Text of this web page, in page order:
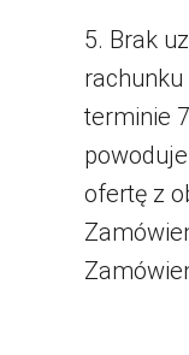
5. Brak
terminie
ofertę z